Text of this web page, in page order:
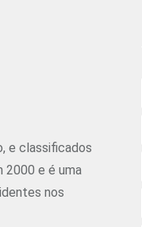
e classificados
2000 e é uma
nos